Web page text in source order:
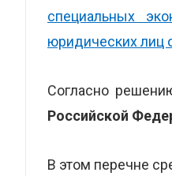
специальных
юридических лиц
Согласно
Российской
В этом перечне